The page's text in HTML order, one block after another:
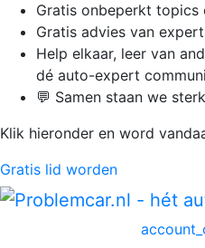
Gratis onbeperkt topics
Gratis advies van
Help elkaar, leer van
dé auto-expert
💬 Samen staan we
Klik hieronder en word
Gratis lid worden